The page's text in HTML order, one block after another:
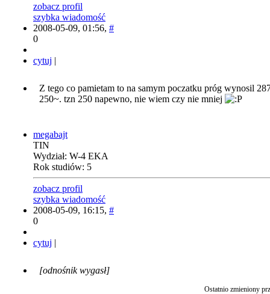
zobacz profil
szybka wiadomość
2008-05-09, 01:56, #
0
cytuj |
Z tego co pamietam to na samym poczatku próg wynosil
250~. tzn 250 napewno, nie wiem czy nie mniej
megabajt
TIN
Wydział: W-4 EKA
Rok studiów: 5
zobacz profil
szybka wiadomość
2008-05-09, 16:15, #
0
cytuj |
[odnośnik wygasł]
Ostatnio zmieniony